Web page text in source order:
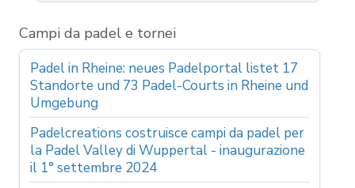
Campi da padel e tornei
Padel in Rheine: neues Padelportal listet 17
Standorte und 73 Padel-Courts in Rheine und
Umgebung
Padelcreations costruisce campi da padel per
la Padel Valley di Wuppertal - inaugurazione
il 1° settembre 2024